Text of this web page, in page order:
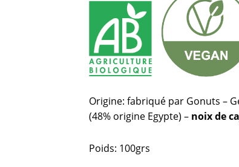
Origine: fabriqué par Gonuts –
(48% origine Egypte) – noix de
Poids: 100grs